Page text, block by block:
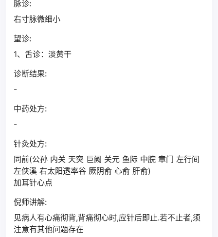
脉诊:
右寸脉微细小
望诊:
1、舌诊：淡黄干
诊断结果:
-
中药处方:
-
针灸处方:
同前(公孙 内关 天突 巨阙 关元 鱼际 中脘 章门 左行间
左侠溪 右太阳透率谷 厥阴俞 心俞 肝俞)
加耳针心点
倪师讲解:
见病人有心痛彻背,背痛彻心时,应针后即止.若不止者,须
注意有其他问题存在